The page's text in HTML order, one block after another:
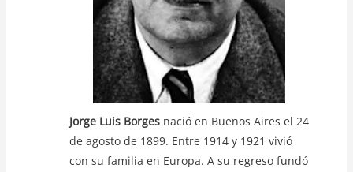
Jorge Luis Borges nació en Buenos Aires el 24
de agosto de 1899. Entre 1914 y 1921 vivió
con su familia en Europa. A su regreso fundó